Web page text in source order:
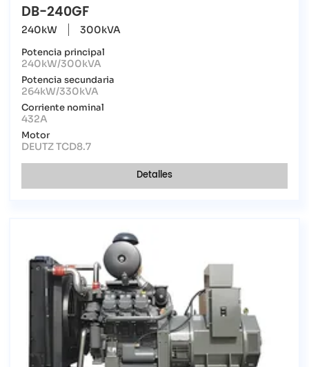
DB-240GF
240kW 300kVA
Potencia principal
240kW/300kVA
Potencia secundaria
264kW/330kVA
Corriente nominal
432A
Motor
DEUTZ TCD8.7
Detalles